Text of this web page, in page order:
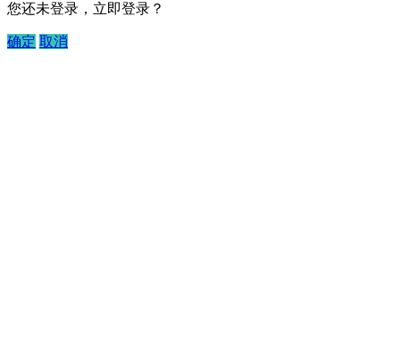
您还未登录，立即登录？
确定 取消